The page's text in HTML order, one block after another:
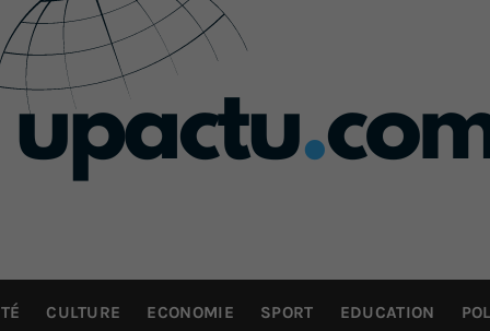
L’actualité d’ici et d’ailleurs
CULTURE ECONOMIE SPORT EDUCATION